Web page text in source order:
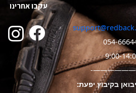
054-
בקיבוץ יפעת:
עקבו אחרינו